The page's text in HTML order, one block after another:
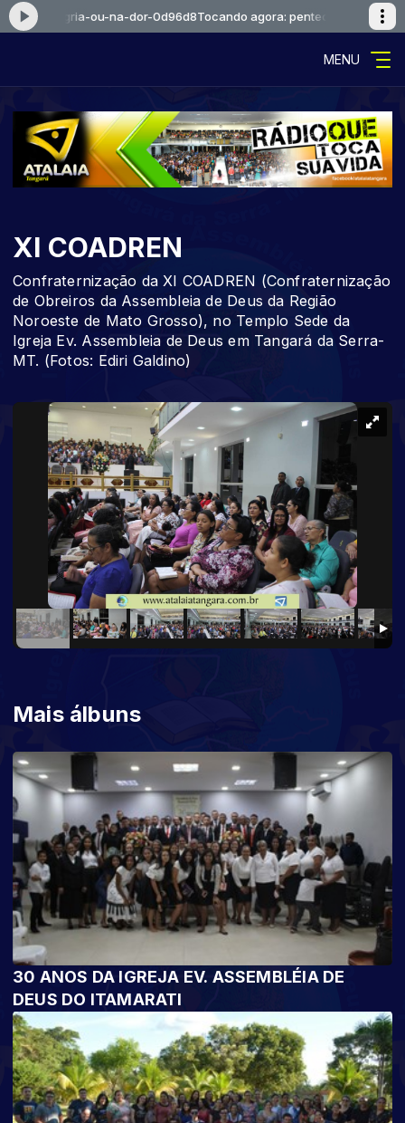
na-alegria-ou-na-dor-0d96d8Tocando agora: pentecostal-na-
MENU
XI COADREN
Confraternização da XI COADREN (Confraternização
de Obreiros da Assembleia de Deus da Região
Noroeste de Mato Grosso), no Templo Sede da
Igreja Ev. Assembleia de Deus em Tangará da Serra-
MT. (Fotos: Ediri Galdino)
Mais álbuns
30 ANOS DA IGREJA EV. ASSEMBLÉIA DE
DEUS DO ITAMARATI